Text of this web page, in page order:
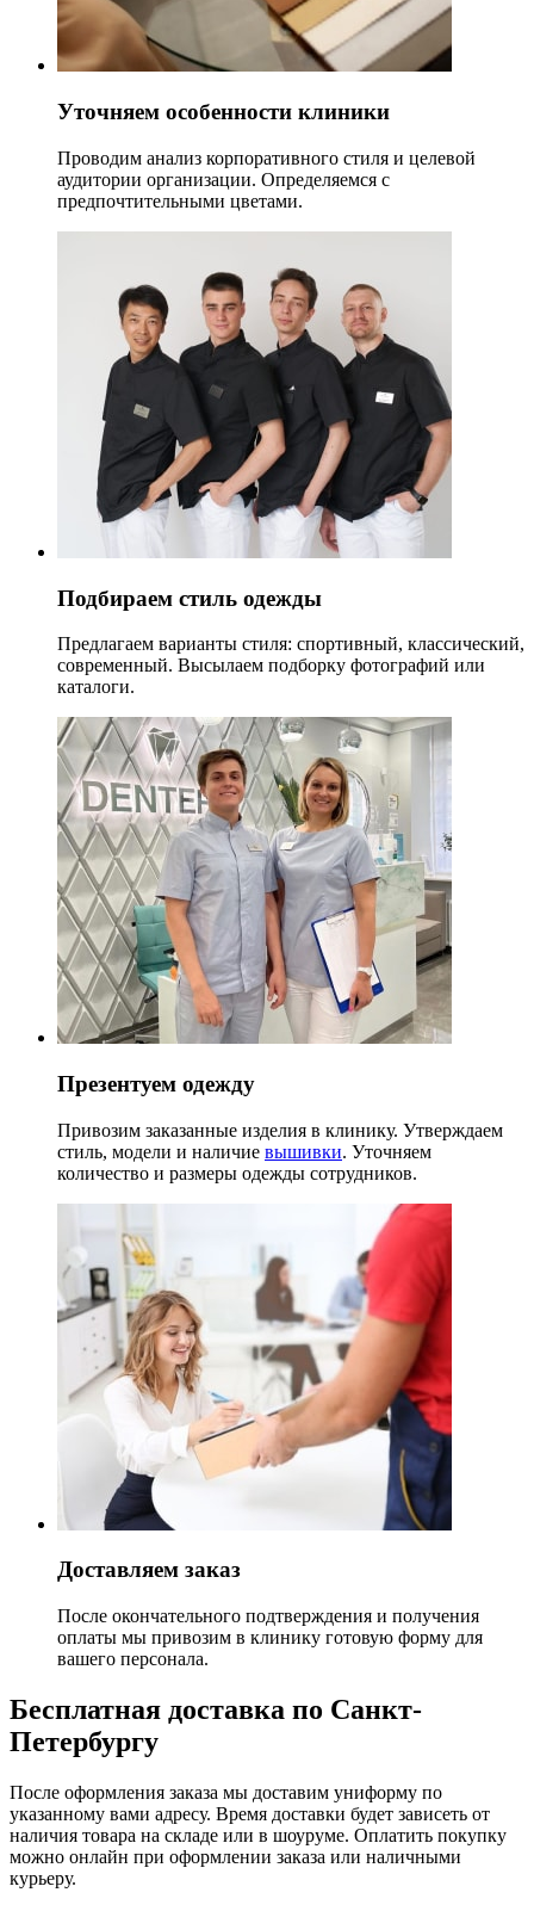
Уточняем особенности клиники
Проводим анализ корпоративного стиля и целевой
аудитории организации. Определяемся с
предпочтительными цветами.
Подбираем стиль одежды
Предлагаем варианты стиля: спортивный, классический,
современный. Высылаем подборку фотографий или
каталоги.
Презентуем одежду
Привозим заказанные изделия в клинику. Утверждаем
стиль, модели и наличие вышивки. Уточняем
количество и размеры одежды сотрудников.
Доставляем заказ
После окончательного подтверждения и получения
оплаты мы привозим в клинику готовую форму для
вашего персонала.
Бесплатная доставка по Санкт-
Петербургу
После оформления заказа мы доставим униформу по
указанному вами адресу. Время доставки будет зависеть от
наличия товара на складе или в шоуруме. Оплатить покупку
можно онлайн при оформлении заказа или наличными
курьеру.